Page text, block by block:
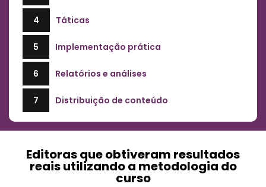
4 Táticas
5 Implementação prática
6 Relatórios e análises
7 Distribuição de conteúdo
Editoras que obtiveram resultados
reais utilizando a metodologia do
curso